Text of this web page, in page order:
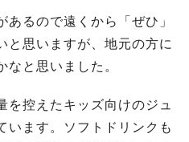
あるので遠くから「ぜひ」
と思いますが、地元の方に
なと思いました。
を控えたキッズ向けのジュ
います。ソフトドリンクも